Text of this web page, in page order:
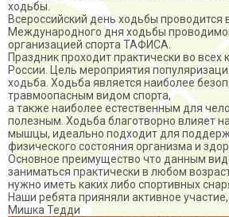
ходьбы.
Всероссийский день ходьбы проводится
Международного дня ходьбы
организацией спорта ТАФИСА.
Праздник проходит практически во всех
России. Цель мероприятия
ходьба. Ходьба является наиболее
травмоопасным видом спорта,
а также наиболее естественным для
полезным. Ходьба благотворно влияет
мышцы, идеально подходит для
физического состояния организма и
Основное преимущество что данным
заниматься практически в любом
нужно иметь каких либо спортивных
Наши ребята прияняли активное
Мишка Тедди